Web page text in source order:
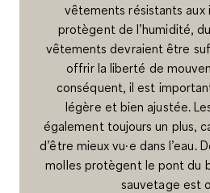
vêtements résistants aux
protègent de l’humidité,
vêtements devraient être
offrir la liberté de
conséquent, il est
légère et bien ajustée.
également toujours un plus,
d’être mieux vu·e dans l’eau.
molles protègent le pont du
sauvetage est